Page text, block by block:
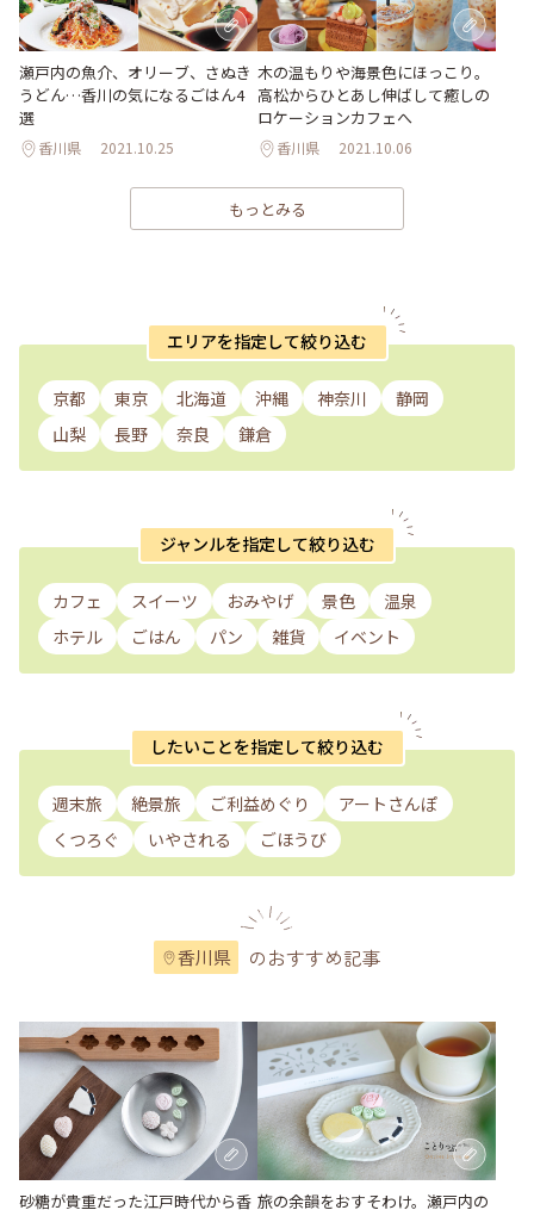
瀬戸内の魚介、オリーブ、さぬき
うどん…香川の気になるごはん4
選
香川県 2021.10.25
木の温もりや海景色にほっこり。
高松からひとあし伸ばして癒しの
ロケーションカフェへ
香川県 2021.10.06
もっとみる
エリアを指定して絞り込む
京都 東京 北海道 沖縄 神奈川
静岡
山梨
長野 奈良 鎌倉
ジャンルを指定して絞り込む
カフェ スイーツ おみやげ 景色
温泉
ホテル
ごはん パン 雑貨 イベント
したいことを指定して絞り込む
週末旅 絶景旅 ご利益めぐり
アートさんぽ
くつろぐ
いやされる ごほうび
香川県 のおすすめ記事
砂糖が貴重だった江戸時代から香 旅の余韻をおすそわけ。瀬戸内の